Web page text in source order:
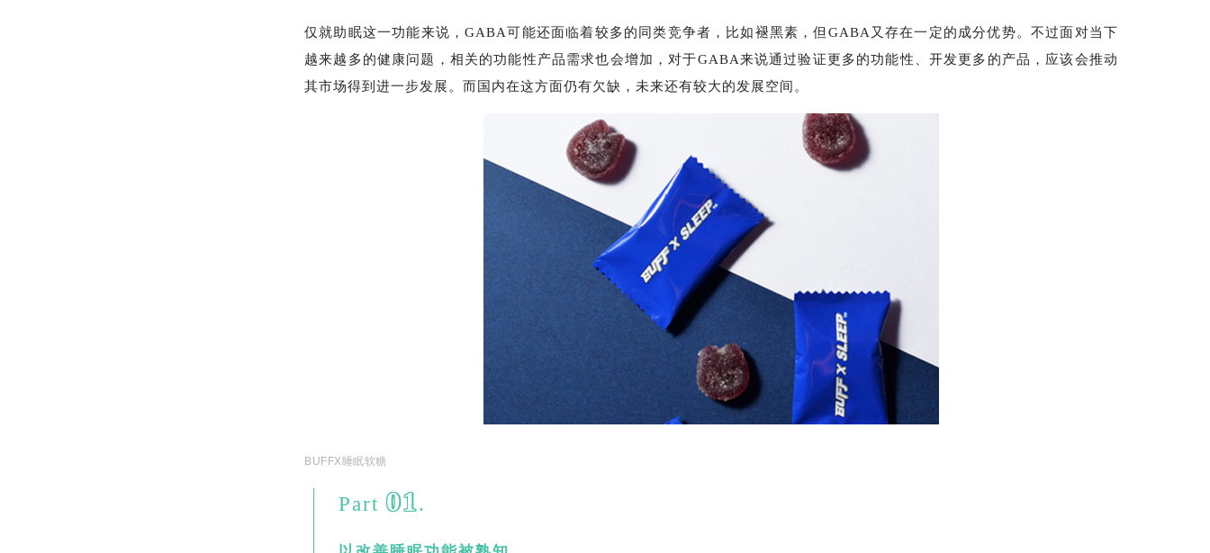
仅就助眠这一功能来说，GABA可能还面临着较多的同类竞争者，比如褪黑素，但GABA又存在一定的成分优势。不过面对当下
越来越多的健康问题，相关的功能性产品需求也会增加，对于GABA来说通过验证更多的功能性、开发更多的产品，应该会推动
其市场得到进一步发展。而国内在这方面仍有欠缺，未来还有较大的发展空间。
BUFFX睡眠软糖
Part 01.